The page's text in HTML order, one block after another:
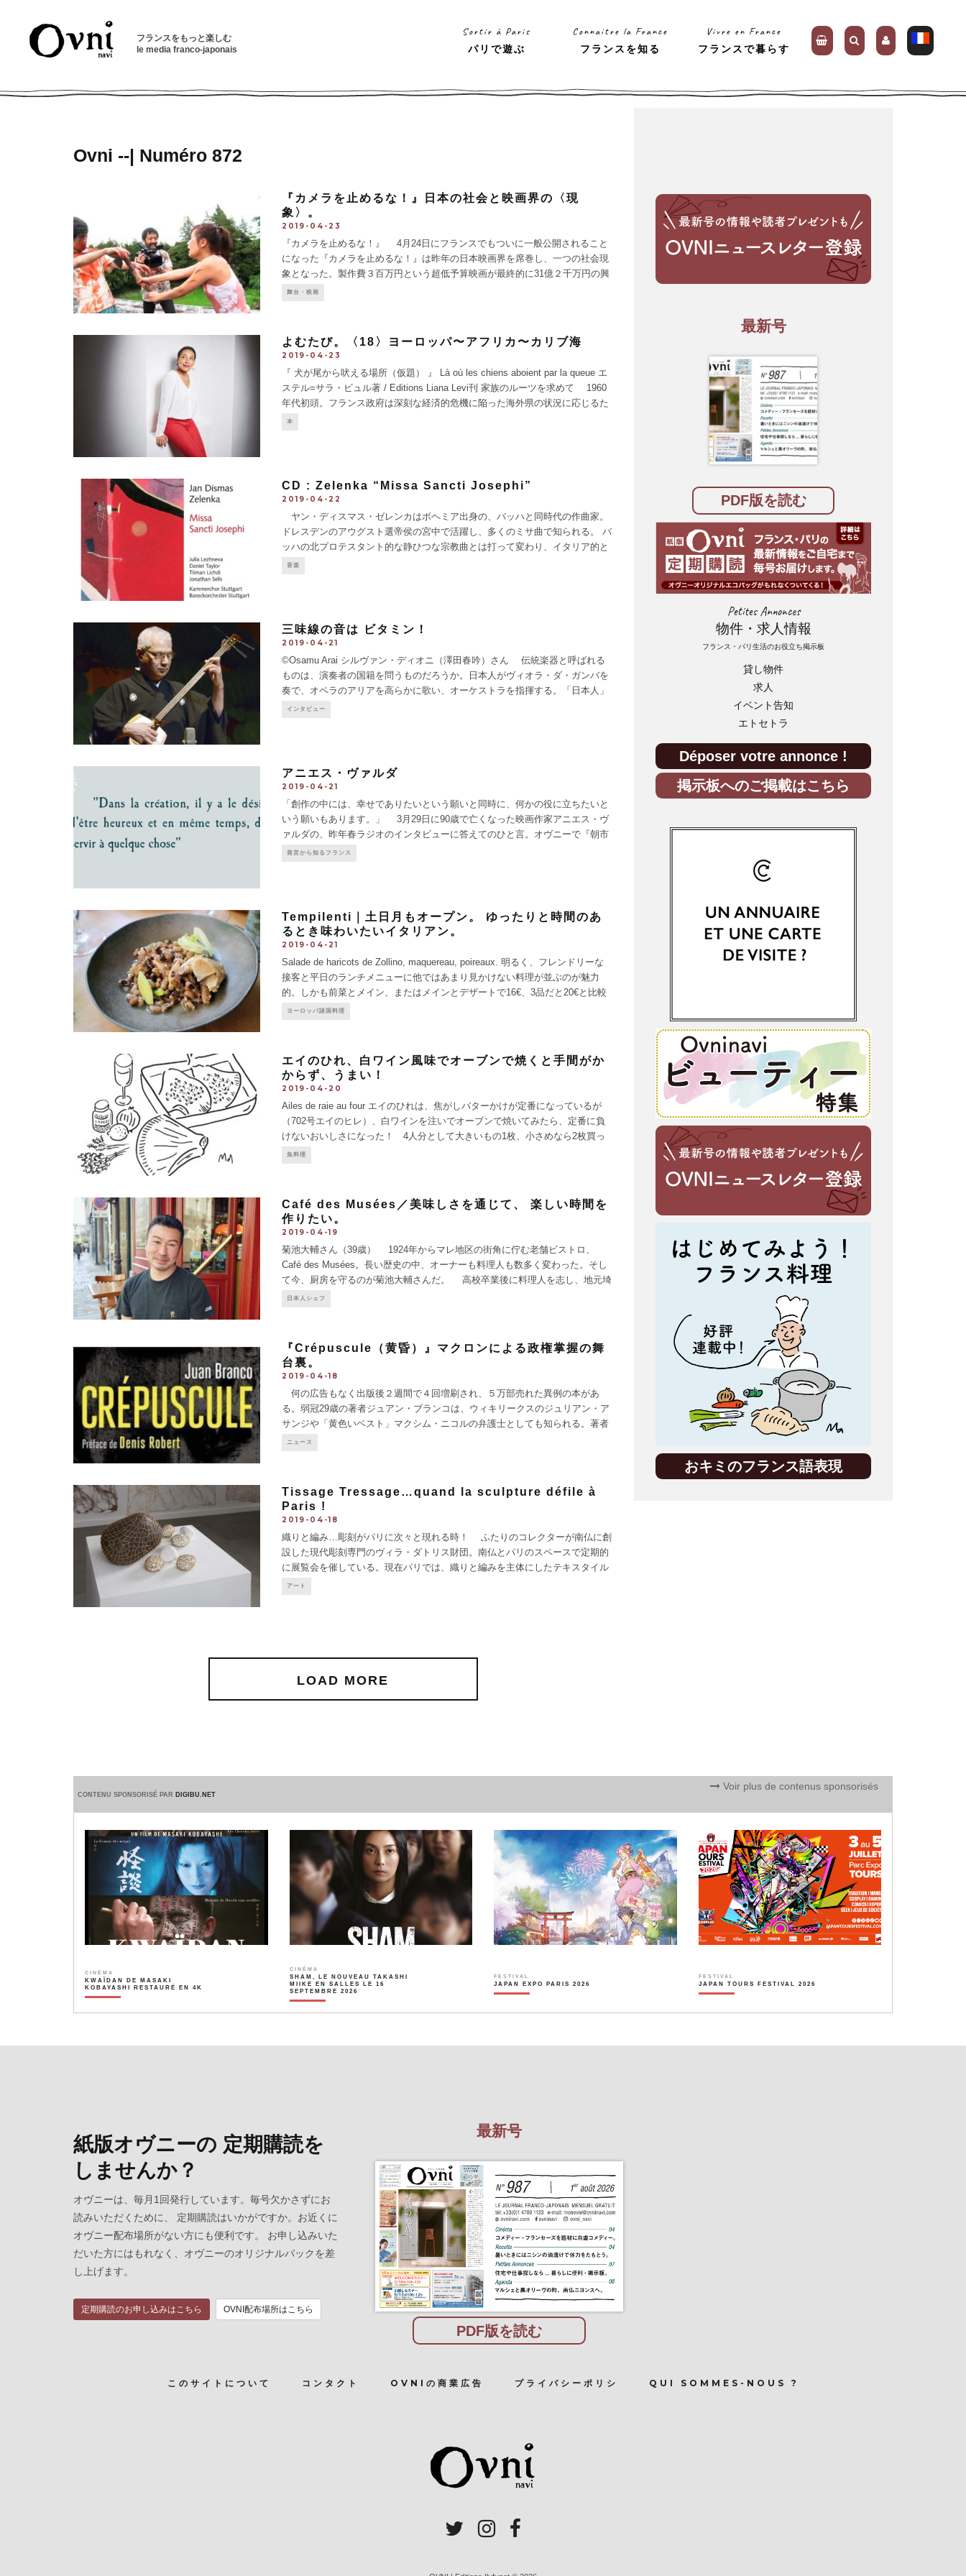
フランスをもっと楽しむ
le media franco-japonais
Sortir à Paris
パリで遊ぶ
Connaitre la France
フランスを知る
Vivre en France
フランスで暮らす
Ovni --| Numéro 872
『カメラを止めるな！』日本の社会と映画界の〈現
象〉。
2019-04-23
『カメラを止めるな！』 4月24日にフランスでもついに一般公開されること
になった『カメラを止めるな！』は昨年の日本映画界を席巻し、一つの社会現
象となった。製作費３百万円という超低予算映画が最終的に31億２千万円の興
行収入をはじき出すという大快挙を成し遂げたのである。筆者も昨夏帰省中に
舞台・映画
よむたび。〈18〉ヨーロッパ〜アフリカ〜カリブ海
2019-04-23
『 犬が尾から吠える場所（仮題） 』 Là où les chiens aboient par la queue エ
ステル=サラ・ビュル著 / Editions Liana Levi刊 家族のルーツを求めて 1960
年代初頭。フランス政府は深刻な経済的危機に陥った海外県の状況に応じるた
め、BUMIDOM（海外県に
本
CD : Zelenka “Missa Sancti Josephi”
2019-04-22
ヤン・ディスマス・ゼレンカはボヘミア出身の、バッハと同時代の作曲家。
ドレスデンのアウグスト選帝侯の宮中で活躍し、多くのミサ曲で知られる。 バ
ッハの北プロテスタント的な静ひつな宗教曲とは打って変わり、イタリア的と
いってもいい、知らずにリズムをとりたくなるような明るさに満ちている。こ
音楽
三味線の音は ビタミン！
2019-04-21
©Osamu Arai シルヴァン・ディオニ（澤田春吟）さん 伝統楽器と呼ばれる
ものは、演奏者の国籍を問うものだろうか。日本人がヴィオラ・ダ・ガンバを
奏で、オペラのアリアを高らかに歌い、オーケストラを指揮する。「日本人」
ではない演奏者が、例えば尺八、太鼓、三味線を奏でる姿を見て、わたしたち
インタビュー
アニエス・ヴァルダ
2019-04-21
「創作の中には、幸せでありたいという願いと同時に、何かの役に立ちたいと
いう願いもあります。」 3月29日に90歳で亡くなった映画作家アニエス・ヴ
ァルダの、昨年春ラジオのインタビューに答えてのひと言。オヴニーで『朝市
へ、野菜と果物を拾いにいった』特集を組んだのは、彼女の1999年のドキュメ
発言から知るフランス
Tempilenti｜土日月もオープン。 ゆったりと時間のあ
るとき味わいたいイタリアン。
2019-04-21
Salade de haricots de Zollino, maquereau, poireaux. 明るく、フレンドリーな
接客と平日のランチメニューに他ではあまり見かけない料理が並ぶのが魅力
的。しかも前菜とメイン、またはメインとデザートで16€、3品だと20€と比較
的リーズナブルだ。 前菜を待っている
ヨーロッパ諸国料理
エイのひれ、白ワイン風味でオーブンで焼くと手間がか
からず、うまい！
2019-04-20
Ailes de raie au four エイのひれは、焦がしバターかけが定番になっているが
（702号エイのヒレ）、白ワインを注いでオーブンで焼いてみたら、定番に負
けないおいしさになった！ 4人分として大きいもの1枚、小さめなら2枚買っ
てくる。黒みがかった皮はとってあっても白い皮はそのままになっていること
魚料理
Café des Musées／美味しさを通じて、 楽しい時間を
作りたい。
2019-04-19
菊池大輔さん（39歳） 1924年からマレ地区の街角に佇む老舗ビストロ、
Café des Musées。長い歴史の中、オーナーも料理人も数多く変わった。そし
て今、厨房を守るのが菊池大輔さんだ。 高校卒業後に料理人を志し、地元埼
玉のフランス料理店で働いていたところ、フランスでの仕事の話が舞い込み即
日本人シェフ
『Crépuscule（黄昏）』マクロンによる政権掌握の舞
台裏。
2019-04-18
何の広告もなく出版後２週間で４回増刷され、５万部売れた異例の本があ
る。弱冠29歳の著者ジュアン・ブランコは、ウィキリークスのジュリアン・ア
サンジや「黄色いベスト」マクシム・ニコルの弁護士としても知られる。著者
は、オリガーク（少数の支配的大富豪）の財力・影響力によってマクロンが大
ニュース
Tissage Tressage…quand la sculpture défile à
Paris !
2019-04-18
織りと編み…彫刻がパリに次々と現れる時！ ふたりのコレクターが南仏に創
設した現代彫刻専門のヴィラ・ダトリス財団。南仏とパリのスペースで定期的
に展覧会を催している。現在パリでは、織りと編みを主体にしたテキスタイル
アート展を開催中。
アート
LOAD MORE
最新号
PDF版を読む
Petites Annonces
物件・求人情報
フランス・パリ生活のお役立ち掲示板
貸し物件
求人
イベント告知
エトセトラ
Déposer votre annonce !
掲示板へのご掲載はこちら
おキミのフランス語表現
CONTENU SPONSORISÉ PAR DIGIBU.NET
Voir plus de contenus sponsorisés
CINÉMA
KWAÏDAN DE MASAKI
KOBAYASHI RESTAURÉ EN 4K
CINÉMA
SHAM, LE NOUVEAU TAKASHI
MIIKE EN SALLES LE 16
SEPTEMBRE 2026
FESTIVAL
JAPAN EXPO PARIS 2026
FESTIVAL
JAPAN TOURS FESTIVAL 2026
紙版オヴニーの 定期購読を
しませんか？
オヴニーは、毎月1回発行しています。毎号欠かさずにお
読みいただくために、 定期購読はいかがですか。お近くに
オヴニー配布場所がない方にも便利です。 お申し込みいた
だいた方にはもれなく、オヴニーのオリジナルバックを差
し上げます。
定期購読のお申し込みはこちら OVNI配布場所はこちら
最新号
PDF版を読む
このサイトについて コンタクト OVNIの商業広告 プライバシーポリシ QUI SOMMES-NOUS ?